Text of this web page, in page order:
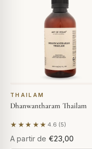
THAILAM
Dhanwantharam Thailam
★★★★★ 4.6 (5)
Com base em 5
A partir de €23,00